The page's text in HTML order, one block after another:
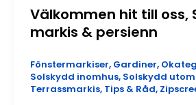
Välkommen hit till oss,
markis & persienn
Fönstermarkiser, Gardiner,
Solskydd inomhus, Solskydd
Terrassmarkis, Tips & Råd,